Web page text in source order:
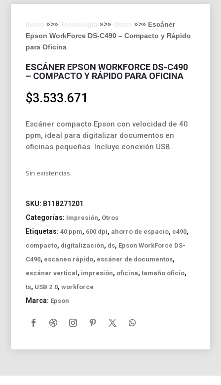
»>» »>»
»>» Escáner
Epson WorkForce DS-C490 – Compacto y Rápido
para Oficina
ESCÁNER EPSON WORKFORCE DS-C490
– COMPACTO Y RÁPIDO PARA OFICINA
$3.533.671
Escáner compacto Epson con velocidad de 40
ppm, ideal para digitalizar documentos en
oficinas pequeñas. Incluye conexión USB.
Sin existencias
SKU: B11B271201
Categorías: Impresión, Otros
Etiquetas:40 ppm, 600 dpi, ahorro de espacio, c490,
compacto, digitalización, ds, Epson WorkForce DS-
C490, escaneo rápido, escáner de documentos,
escáner vertical , impresión, oficina,tamaño oficio,
ts, USB 2.0,workforce
Marca: Epson